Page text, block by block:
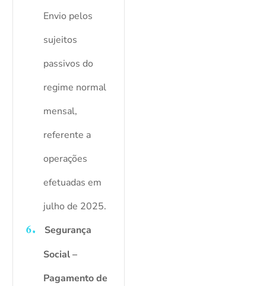
Envio pelos
sujeitos
passivos do
regime normal
mensal,
referente a
operações
efetuadas em
julho de 2025.
Segurança
Social –
Pagamento de